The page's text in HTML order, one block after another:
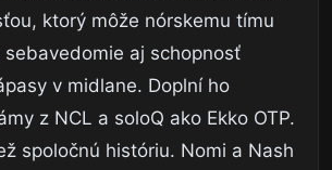
ktorý môže nórskemu tímu
aj schopnosť
v midlane. Doplní ho
z NCL a soloQ ako Ekko OTP.
spoločnú históriu. Nomi a Nash